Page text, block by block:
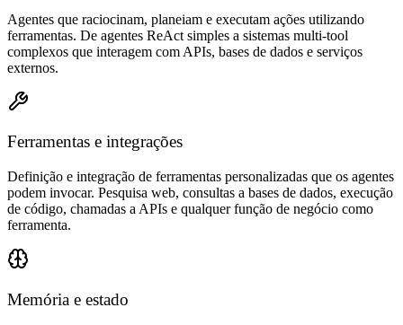
Agentes que raciocinam, planeiam e executam ações utilizando
ferramentas. De agentes ReAct simples a sistemas multi-tool
complexos que interagem com APIs, bases de dados e serviços
externos.
Ferramentas e integrações
Definição e integração de ferramentas personalizadas que os agentes
podem invocar. Pesquisa web, consultas a bases de dados, execução
de código, chamadas a APIs e qualquer função de negócio como
ferramenta.
Memória e estado